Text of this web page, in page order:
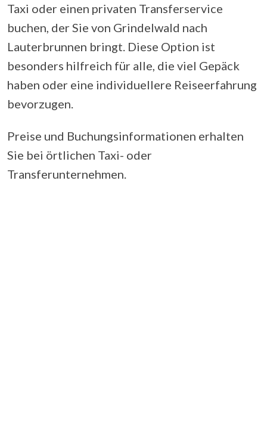
Taxi oder einen privaten Transferservice
buchen, der Sie von Grindelwald nach
Lauterbrunnen bringt. Diese Option ist
besonders hilfreich für alle, die viel Gepäck
haben oder eine individuellere Reiseerfahrung
bevorzugen.
Preise und Buchungsinformationen erhalten
Sie bei örtlichen Taxi- oder
Transferunternehmen.